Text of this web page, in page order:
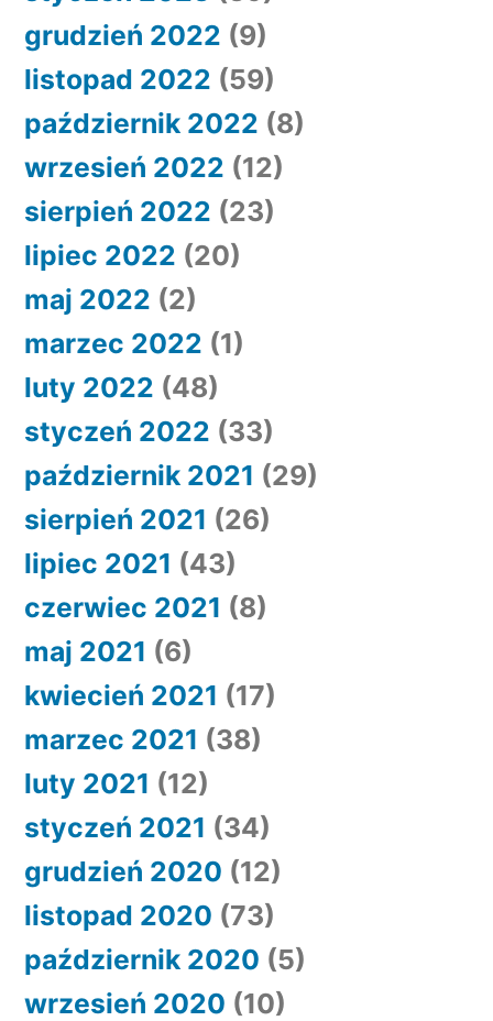
grudzień 2022 (9)
listopad 2022 (59)
październik 2022 (8)
wrzesień 2022 (12)
sierpień 2022 (23)
lipiec 2022 (20)
maj 2022 (2)
marzec 2022 (1)
luty 2022 (48)
styczeń 2022 (33)
październik 2021 (29)
sierpień 2021 (26)
lipiec 2021 (43)
czerwiec 2021 (8)
maj 2021 (6)
kwiecień 2021 (17)
marzec 2021 (38)
luty 2021 (12)
styczeń 2021 (34)
grudzień 2020 (12)
listopad 2020 (73)
październik 2020 (5)
wrzesień 2020 (10)